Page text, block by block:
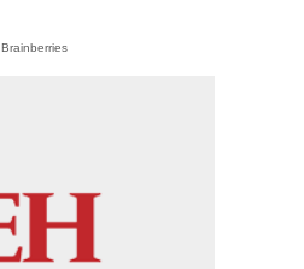
Brainberries